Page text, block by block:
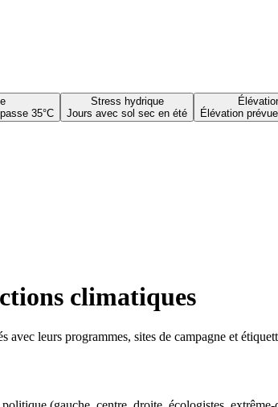
35°C
Stress hydrique
Jours avec sol sec en été
Élévation
climatiques
leurs programmes, sites de campagne et